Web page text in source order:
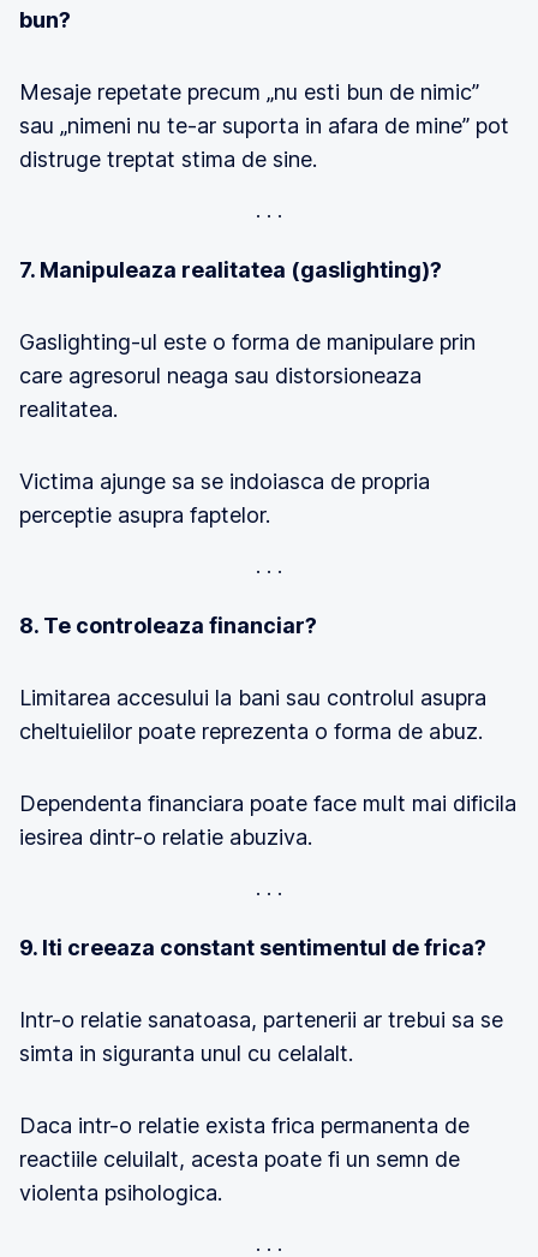
bun?
Mesaje repetate precum „nu esti bun de nimic”
sau „nimeni nu te-ar suporta in afara de mine” pot
distruge treptat stima de sine.
7. Manipuleaza realitatea (gaslighting)?
Gaslighting-ul este o forma de manipulare prin
care agresorul neaga sau distorsioneaza
realitatea.
Victima ajunge sa se indoiasca de propria
perceptie asupra faptelor.
8. Te controleaza financiar?
Limitarea accesului la bani sau controlul asupra
cheltuielilor poate reprezenta o forma de abuz.
Dependenta financiara poate face mult mai dificila
iesirea dintr-o relatie abuziva.
9. Iti creeaza constant sentimentul de frica?
Intr-o relatie sanatoasa, partenerii ar trebui sa se
simta in siguranta unul cu celalalt.
Daca intr-o relatie exista frica permanenta de
reactiile celuilalt, acesta poate fi un semn de
violenta psihologica.